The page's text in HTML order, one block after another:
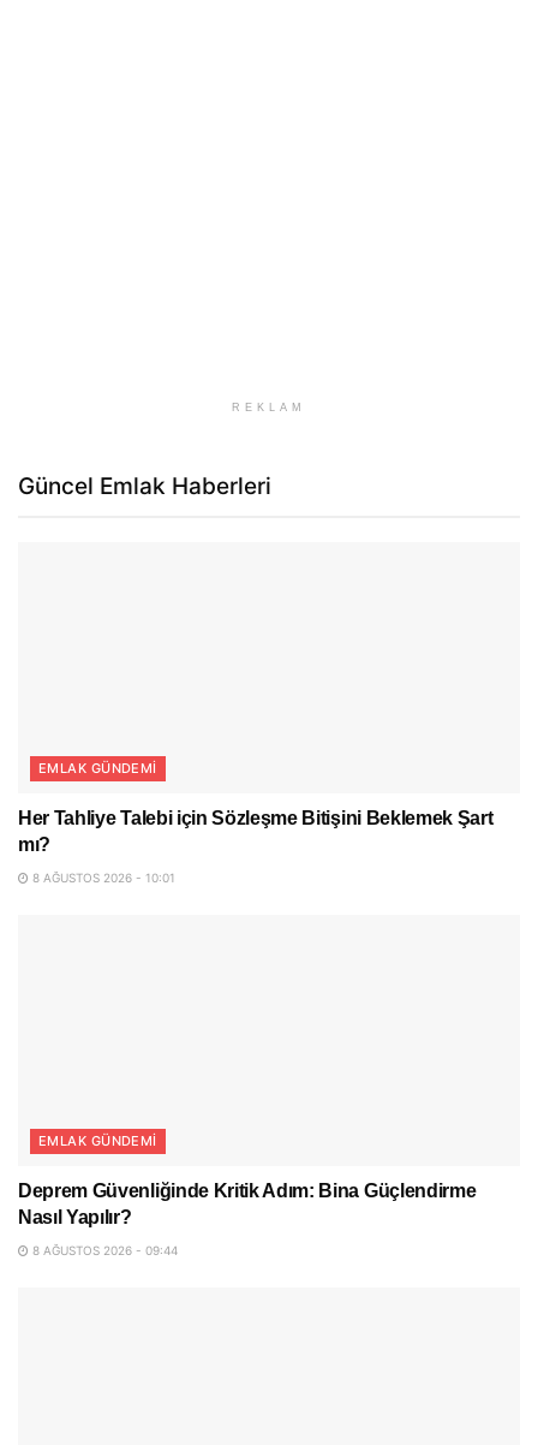
REKLAM
Güncel Emlak Haberleri
EMLAK GÜNDEMI
Her Tahliye Talebi için Sözleşme Bitişini Beklemek Şart
mı?
8 AĞUSTOS 2026 - 10:01
EMLAK GÜNDEMI
Deprem Güvenliğinde Kritik Adım: Bina Güçlendirme
Nasıl Yapılır?
8 AĞUSTOS 2026 - 09:44